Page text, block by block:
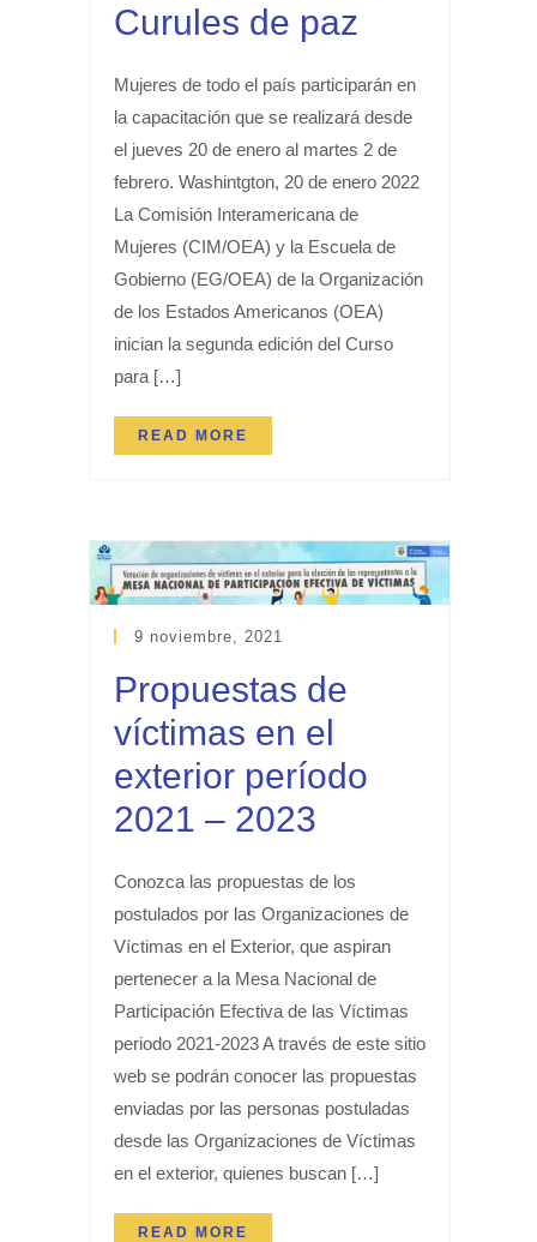
Curules de paz
Mujeres de todo el país participarán en
la capacitación que se realizará desde
el jueves 20 de enero al martes 2 de
febrero. Washintgton, 20 de enero 2022
La Comisión Interamericana de
Mujeres (CIM/OEA) y la Escuela de
Gobierno (EG/OEA) de la Organización
de los Estados Americanos (OEA)
inician la segunda edición del Curso
para […]
READ MORE
9 noviembre, 2021
Propuestas de
víctimas en el
exterior período
2021 – 2023
Conozca las propuestas de los
postulados por las Organizaciones de
Víctimas en el Exterior, que aspiran
pertenecer a la Mesa Nacional de
Participación Efectiva de las Víctimas
periodo 2021-2023 A través de este sitio
web se podrán conocer las propuestas
enviadas por las personas postuladas
desde las Organizaciones de Víctimas
en el exterior, quienes buscan […]
READ MORE